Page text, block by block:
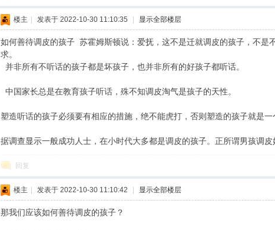
楼主 发表于 2022-10-30 11:10:35 显示全部楼层
如何善待调皮的孩子 苏霍姆斯顿说：爱抚，这不是迁就调皮的孩子，不是
求。
并非所有不听话的孩子都是坏孩子，也并非所有的好孩子都听话。
中国家长总是在教育孩子听话，殊不知调皮淘气是孩子的天性。
塑造听话的孩子必须要有相应的措施，绝不能虎打，否则塑造的孩子就是一
据调查显示一般成功人士，在小时代大多都是调皮的孩子。正所谓男孩调皮
回复
楼主 发表于 2022-10-30 11:10:42 显示全部楼层
那我们应该如何善待调皮的孩子？